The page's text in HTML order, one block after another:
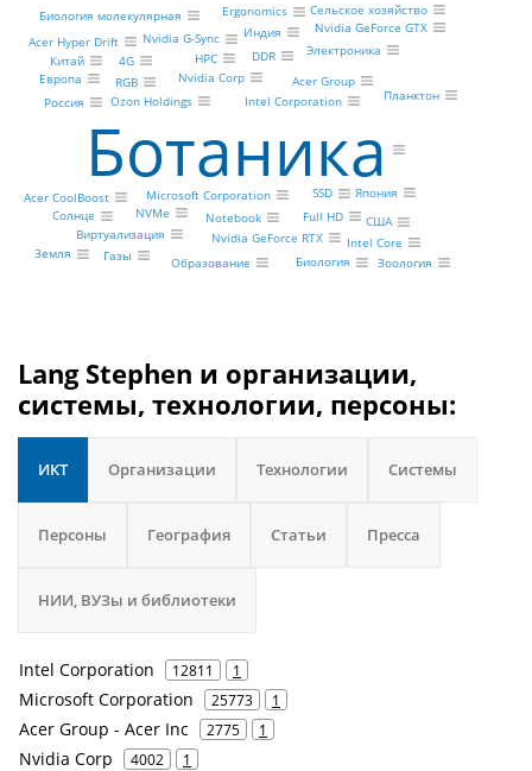
Ботаника
Intel Corporation
Microsoft Corporation
Acer Group
Nvidia Corp
Ozon Holdings
NVMe Notebook
SSD
Электроника
Full HD
DDR
4G HPC
Виртуализация
RGB
Nvidia GeForce RTX Intel Core
Nvidia G-Sync
Nvidia GeForce GTX
Acer Hyper Drift
Acer CoolBoost
Индия
Япония
Солнце
Европа
США
Китай
Россия
Земля Газы Образование
Ergonomics Сельское хозяйство
Биология
Биология молекулярная
Зоология
Планктон
Lang Stephen и организации,
системы, технологии, персоны:
ИКТ Организации Технологии Системы
Персоны География Статьи Пресса
НИИ, ВУЗы и библиотеки
Intel Corporation 12811 1
Microsoft Corporation 25773 1
Acer Group - Acer Inc 2775 1
Nvidia Corp 4002 1